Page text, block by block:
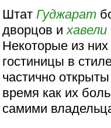
Штат Гуджарат
дворцов ихавели
Некоторые из
гостиницы в
частично
время как их
самими